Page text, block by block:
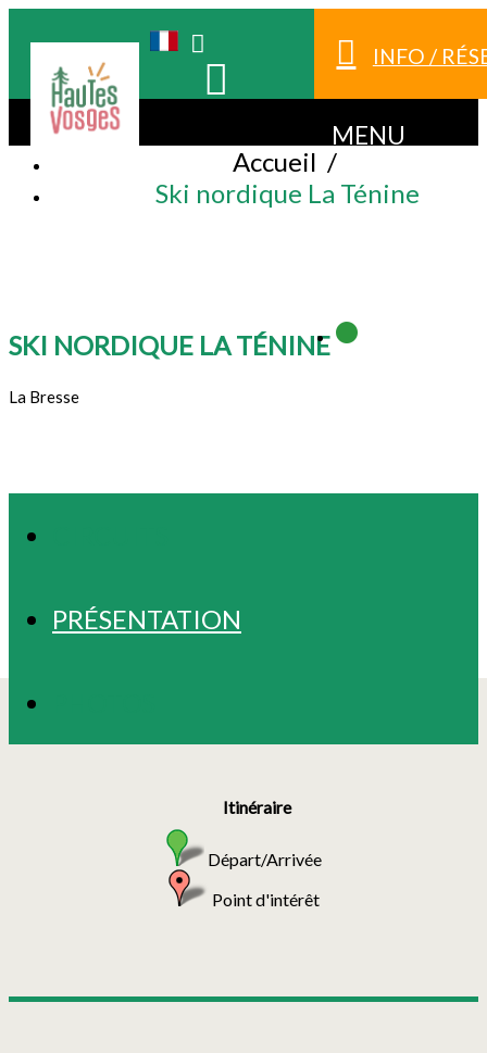
INFO /
MENU
Accueil /
Ski nordique La Ténine
SKI NORDIQUE LA TÉNINE
La Bresse
PRÉSENTATION
Itinéraire
Départ/Arrivée
Point d'intérêt